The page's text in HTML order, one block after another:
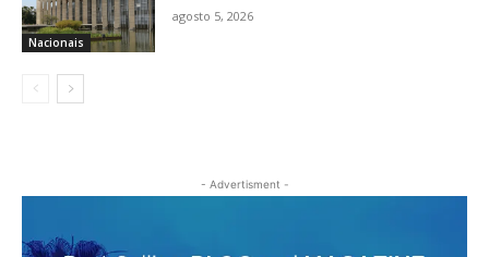
Nacionais
agosto 5, 2026
- Advertisment -